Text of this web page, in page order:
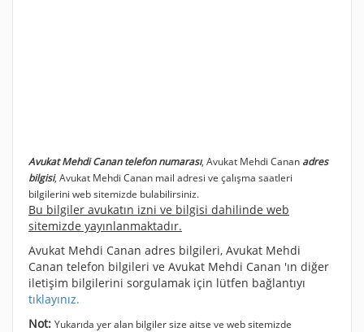
Avukat Mehdi Canan telefon numarası, Avukat Mehdi Canan adres
bilgisi, Avukat Mehdi Canan mail adresi ve çalışma saatleri
bilgilerini web sitemizde bulabilirsiniz.
Bu bilgiler avukatın izni ve bilgisi dahilinde web
sitemizde yayınlanmaktadır.
Avukat Mehdi Canan adres bilgileri, Avukat Mehdi
Canan telefon bilgileri ve Avukat Mehdi Canan 'ın diğer
iletişim bilgilerini sorgulamak için lütfen bağlantıyı
tıklayınız.
Not: Yukarıda yer alan bilgiler size aitse ve web sitemizde